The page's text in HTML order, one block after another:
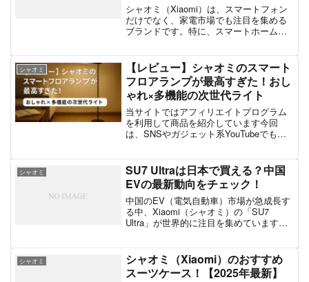
シャオミ（Xiaomi）は、スマートフォン
だけでなく、家電市場でも注目を集める
ブランドです。特に、スマートホーム家
す。本記事では、2024年に発売された最
新のシャオミ家電...
シャオミ
【レビュー】シャオミのスマート
フロアランプが最高すぎた！おし
ゃれ×多機能の次世代ライト
当サイトではアフィリエイトプログラム
を利用して商品を紹介しています今回
は、SNSやガジェット系YouTubeでも注
ます。シャオミといえば、スマホや掃除
機、加湿器な...
シャオミ
SU7 Ultraは日本で買える？中国
EVの最新動向をチェック！
中国のEV（電気自動車）市場が急成長す
る中、Xiaomi（シャオミ）の「SU7
Ultra」が世界的に注目を集めています。
争する存在となる可能性が高いです。で
は、SU...
シャオミ
シャオミ（Xiaomi）のおすすめ
スーツケース！【2025年最新】